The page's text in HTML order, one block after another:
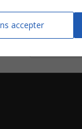
Aimée
accepter